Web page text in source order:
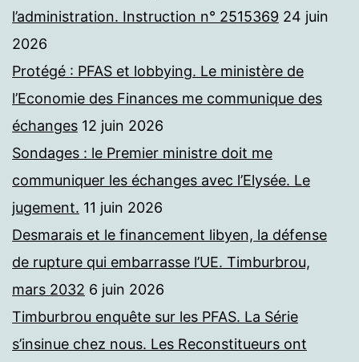
l’administration. Instruction n° 2515369 24 juin
2026
Protégé : PFAS et lobbying. Le ministère de
l’Economie des Finances me communique des
échanges 12 juin 2026
Sondages : le Premier ministre doit me
communiquer les échanges avec l’Elysée. Le
jugement. 11 juin 2026
Desmarais et le financement libyen, la défense
de rupture qui embarrasse l’UE. Timburbrou,
mars 2032 6 juin 2026
Timburbrou enquête sur les PFAS. La Série
s’insinue chez nous. Les Reconstitueurs ont